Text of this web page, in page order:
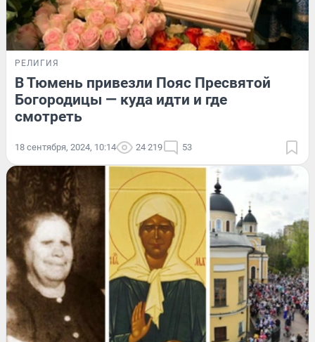
РЕЛИГИЯ
В Тюмень привезли Пояс Пресвятой
Богородицы — куда идти и где
смотреть
18 сентября, 2024, 10:14 24 219 53